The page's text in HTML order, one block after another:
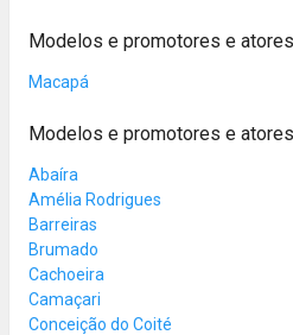
Modelos e promotores e
Macapá
Modelos e promotores e
Abaíra
Amélia Rodrigues
Barreiras
Brumado
Cachoeira
Camaçari
Conceição do Coité